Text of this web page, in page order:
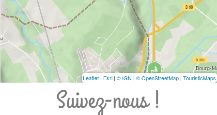
Leaflet | Esri | © IGN | © OpenStreetMap | TouristicMaps
Suivez-nous !